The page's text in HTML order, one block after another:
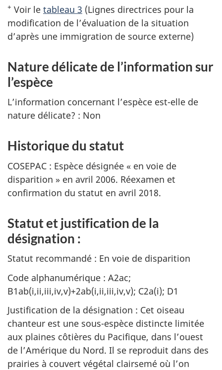
+ Voir le tableau 3 (Lignes directrices pour la
modification de l’évaluation de la situation
d’après une immigration de source externe)
Nature délicate de l’information sur
l’espèce
L’information concernant l’espèce est-elle de
nature délicate? : Non
Historique du statut
COSEPAC : Espèce désignée « en voie de
disparition » en avril 2006. Réexamen et
confirmation du statut en avril 2018.
Statut et justification de la
désignation :
Statut recommandé : En voie de disparition
Code alphanumérique : A2ac;
B1ab(i,ii,iii,iv,v)+2ab(i,ii,iii,iv,v); C2a(i); D1
Justification de la désignation : Cet oiseau
chanteur est une sous-espèce distincte limitée
aux plaines côtières du Pacifique, dans l’ouest
de l’Amérique du Nord. Il se reproduit dans des
prairies à couvert végétal clairsemé où l’on